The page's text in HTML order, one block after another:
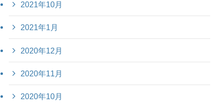
2021年10月
2021年1月
2020年12月
2020年11月
2020年10月